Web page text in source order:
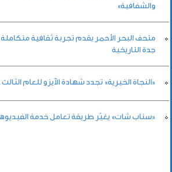
والشفافية»
متحف البحر الأحمر يقدم تجربة ثقافية متكاملة
جدة التاريخية
«النجاة الخيرية» تجدد شهادة الآيزو للعام الثالث
«سناب شات» يغيّر طريقة تعامل خدمة